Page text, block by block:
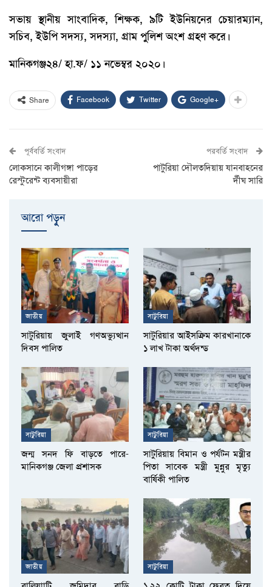
সভায় স্থানীয় সাংবাদিক, শিক্ষক, ৯টি ইউনিয়নের চেয়ারম্যান,
সচিব, ইউপি সদস্য, সদস্যা, গ্রাম পুলিশ অংশ গ্রহণ করে।
মানিকগঞ্জ২৪/ হা.ফ/ ১১ নভেম্বর ২০২০।
Share Facebook Twitter Google+
পূর্ববর্তি সংবাদ
লোকসানে কালীগঙ্গা পাড়ের
রেস্টুরেন্ট ব্যবসায়ীরা
পরবর্তি সংবাদ
পাটুরিয়া দৌলতদিয়ায় যানবাহনের
র্দীঘ সারি
আরো পড়ুুন
জাতীয়
সাটুরিয়ায় জুলাই গণঅভ্যুত্থান
দিবস পালিত
সাটুরিয়া
সাটুরিয়ার আইসক্রিম কারখানাকে
১ লাখ টাকা অর্থদন্ড
সাটুরিয়া
জন্ম সনদ ফি বাড়তে পারে-
মানিকগঞ্জ জেলা প্রশাসক
সাটুরিয়া
সাটুরিয়ায় বিমান ও পর্যটন মন্ত্রীর
পিতা সাবেক মন্ত্রী মুন্নুর মৃত্যু
বার্ষিকী পালিত
জাতীয় সাটুরিয়া